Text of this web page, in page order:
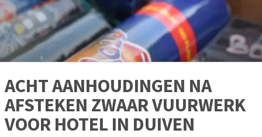
ACHT AANHOUDINGEN NA
AFSTEKEN ZWAAR VUURWERK
VOOR HOTEL IN DUIVEN